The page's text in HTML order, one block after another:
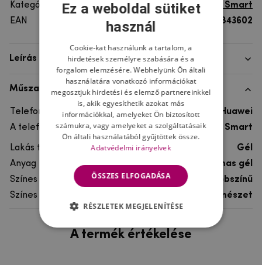
Kategória
Huawei P Smart
EAN
8596579843602
Leírás
Műszaki adatok
Telefon márka
Huawei
A telefonmodellhez
Huawei P Smart
Lakás típusa
Gél
Anyag
rugalmas gél
Színes
többszínű
Színes motívum
Természet
A termék értékelése
Ez a weboldal sütiket
használ
Cookie-kat használunk a tartalom, a
hirdetések személyre szabására és a
forgalom elemzésére. Webhelyünk Ön általi
használatára vonatkozó információkat
megosztjuk hirdetési és elemző partnereinkkel
is, akik egyesíthetik azokat más
információkkal, amelyeket Ön biztosított
számukra, vagy amelyeket a szolgáltatásaik
Ön általi használatából gyűjtöttek össze.
Adatvédelmi irányelvek
ÖSSZES ELFOGADÁSA
RÉSZLETEK MEGJELENÍTÉSE